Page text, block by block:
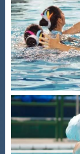
Mappa del sito